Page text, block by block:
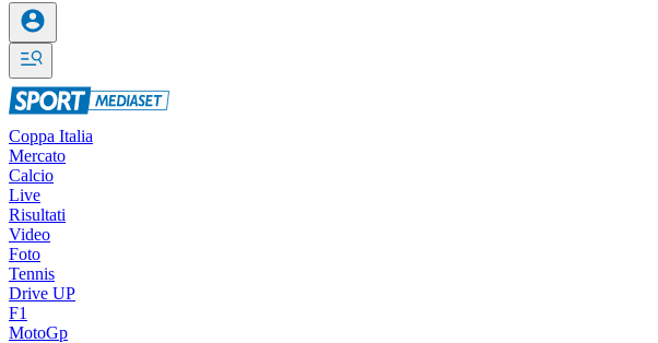
Coppa Italia
Mercato
Calcio
Live
Risultati
Video
Foto
Tennis
Drive UP
F1
MotoGp